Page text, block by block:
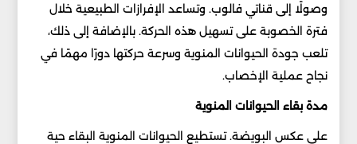
وصولًا إلى قناتي فالوب. وتساعد الإفرازات الطبيعية خلال
فترة الخصوبة على تسهيل هذه الحركة. بالإضافة إلى ذلك،
تلعب جودة الحيوانات المنوية وسرعة حركتها دورًا مهمًا في
نجاح عملية الإخصاب.
مدة بقاء الحيوانات المنوية
على عكس البويضة. تستطيع الحيوانات المنوية البقاء حية